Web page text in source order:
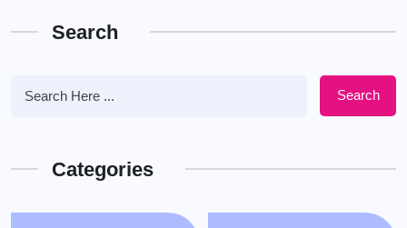
Search
Search
Categories